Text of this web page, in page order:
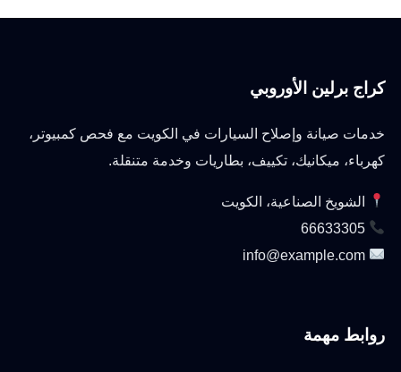
كراج برلين الأوروبي
خدمات صيانة وإصلاح السيارات في الكويت مع فحص كمبيوتر،
كهرباء، ميكانيك، تكييف، بطاريات وخدمة متنقلة.
الشويخ الصناعية، الكويت
66633305
info@example.com
روابط مهمة